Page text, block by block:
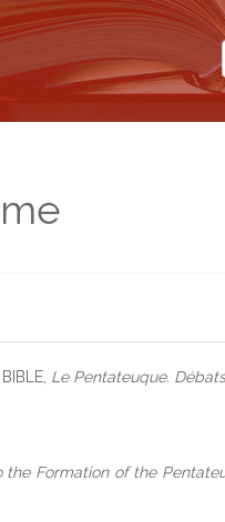
Le Pentateuque.
the Formation of the